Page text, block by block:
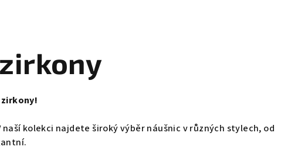
kolekci najdete široký výběr náušnic v různých stylech, od